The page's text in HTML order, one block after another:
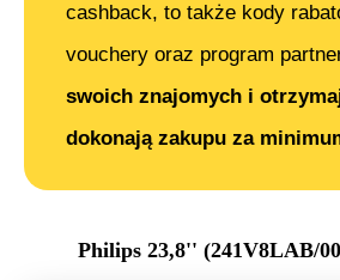
cashback, to także kody
vouchery oraz program
swoich znajomych i
dokonają zakupu za
Philips 23,8'' (241V8LAB/